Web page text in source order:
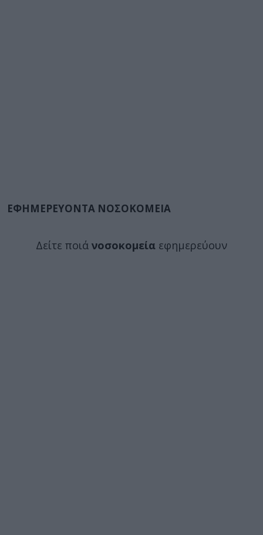
ΕΦΗΜΕΡΕΥΟΝΤΑ ΝΟΣΟΚΟΜΕΙΑ
Δείτε ποιά νοσοκομεία εφημερεύουν